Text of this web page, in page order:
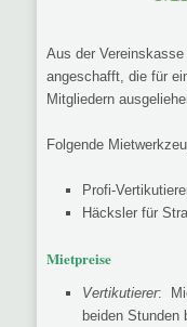
Aus der
angeschafft, die für
Mitgliedern
Folgende
Profi-
Häcksler für
Mietpreise
Vertikutierer:
beiden Stunden